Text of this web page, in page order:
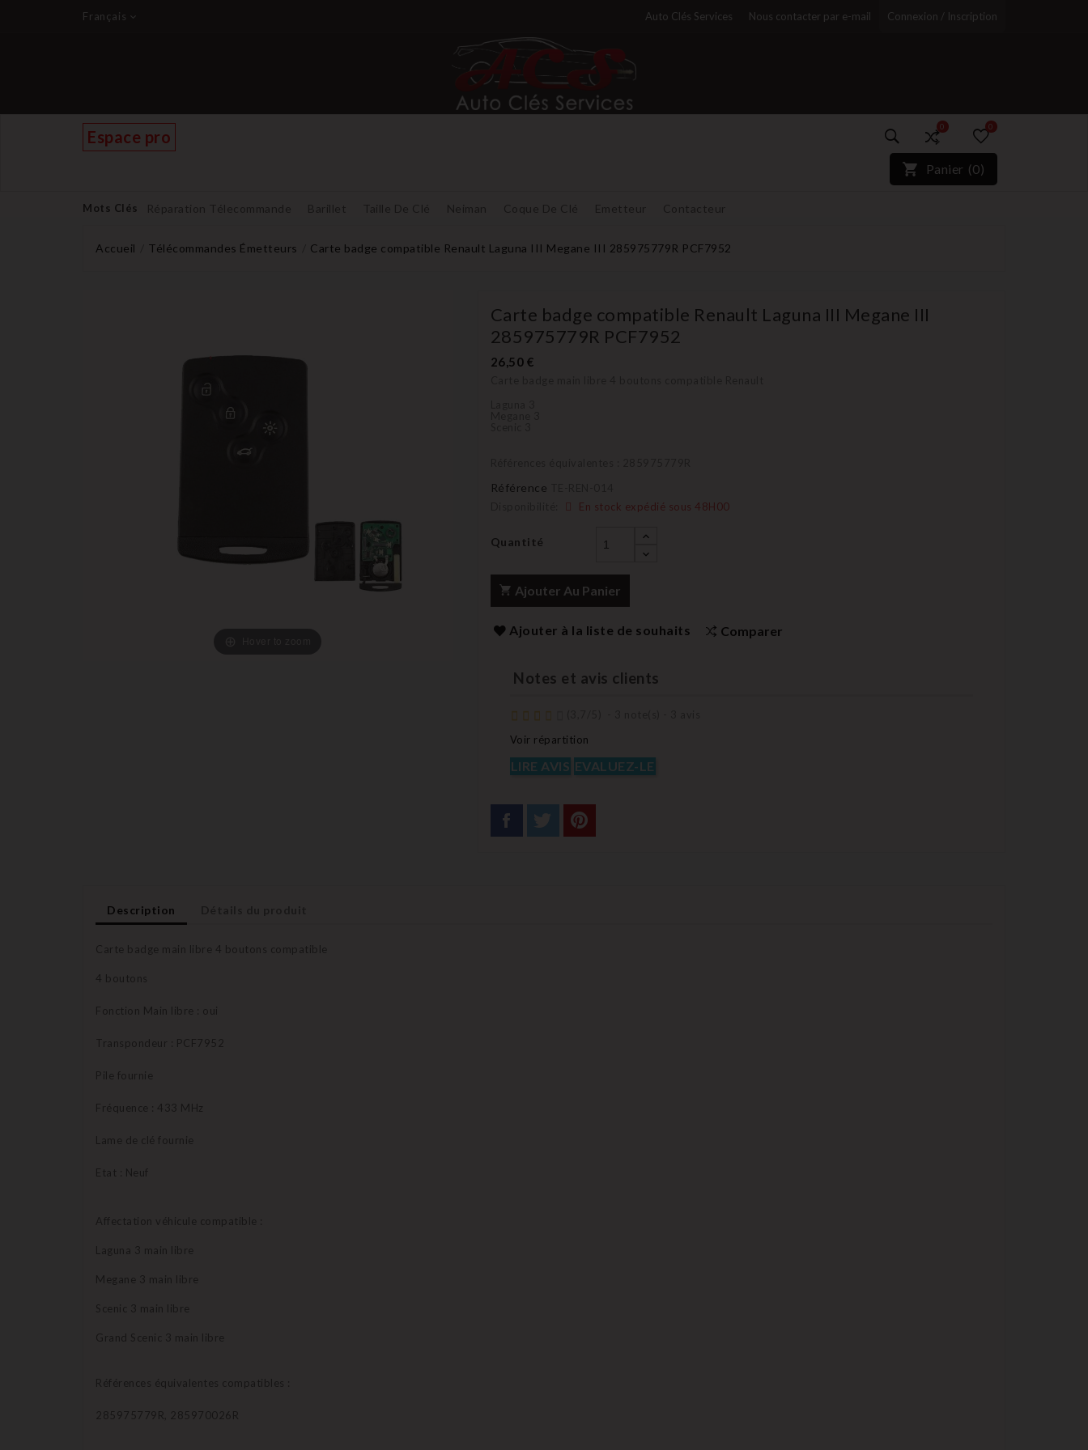
Français Auto Clés Services Nous contacter par e-mail Connexion / Inscription
Espace pro
0
)*}
0
Panier (0)
Mots Clés Réparation Télecommande Barillet Taille De Clé Neiman Coque De Clé Emetteur Contacteur
Accueil Télécommandes Émetteurs Carte badge compatible Renault Laguna III Megane III 285975779R PCF7952
Carte badge compatible Renault Laguna III Megane III
285975779R PCF7952
26,50 €
Référence
En stock expédié sous 48H00
Quantité
Ajouter Au Panier
Ajouter à la liste de souhaits Comparer
Notes et avis clients
Voir répartition
LIRE AVIS EVALUEZ-LE
Description
Carte badge main libre 4 boutons compatible
4 boutons
Fonction Main libre : oui
Transpondeur : PCF7952
Pile fournie
Fréquence : 433 MHz
Lame de clé fournie
Etat : Neuf
Affectation véhicule compatible :
Laguna 3 main libre
Megane 3 main libre
Scenic 3 main libre
Grand Scenic 3 main libre
Références équivalentes compatibles :
285975779R, 285970026R